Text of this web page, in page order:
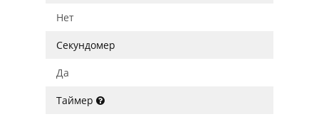
Нет
Секундомер
Да
Таймер